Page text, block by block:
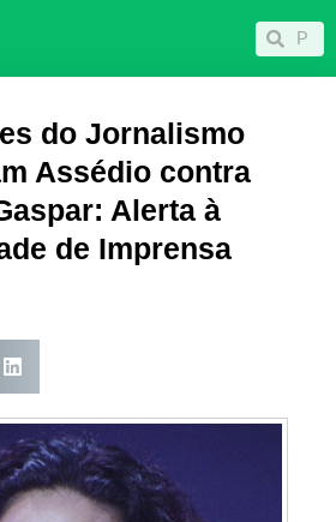
Pesquisar
do Jornalismo
Assédio contra
Alerta à
de Imprensa